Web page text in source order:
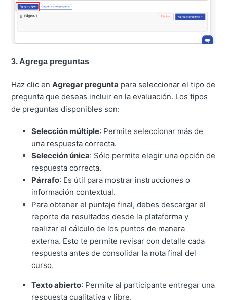
3. Agrega preguntas
Haz clic enAgregar pregunta para seleccionar el tipo de
pregunta que deseas incluir en la evaluación. Los tipos
de preguntas disponibles son:
Selección múltiple: Permite seleccionar más de
una respuesta correcta.
Selección única: Sólo permite elegir una opción de
respuesta correcta.
Párrafo: Es útil para mostrar instrucciones o
información contextual.
Para obtener el puntaje final, debes descargar el
reporte de resultados desde la plataforma y
realizar el cálculo de los puntos de manera
externa. Esto te permite revisar con detalle cada
respuesta antes de consolidar la nota final del
curso.
Texto abierto: Permite al participante entregar una
respuesta cualitativa y libre.